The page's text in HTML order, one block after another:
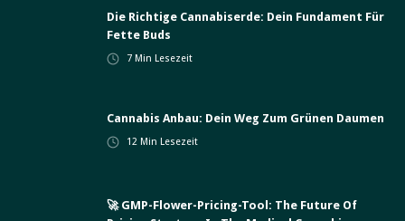
Die Richtige Cannabiserde: Dein Fundament Für
Fette Buds
7 Min Lesezeit
Cannabis Anbau: Dein Weg Zum Grünen Daumen
12 Min Lesezeit
🚀 GMP-Flower-Pricing-Tool: The Future Of